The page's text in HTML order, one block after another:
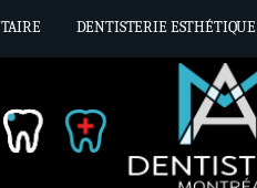
DENTISTERIE ESTHÉTIQUE